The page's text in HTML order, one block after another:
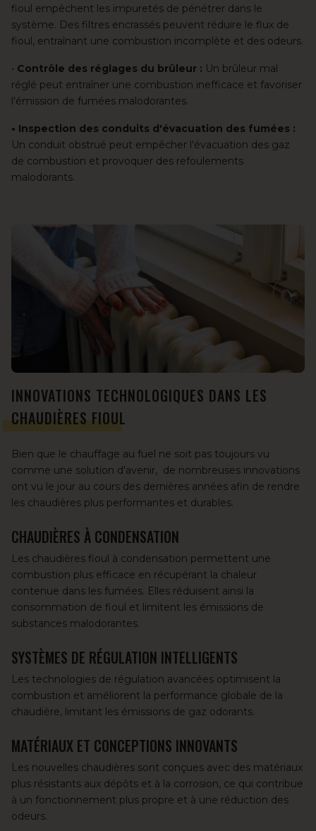
fioul empêchent les impuretés de pénétrer dans le
système. Des filtres encrassés peuvent réduire le flux de
fioul, entraînant une combustion incomplète et des odeurs.
• Contrôle des réglages du brûleur : Un brûleur mal
réglé peut entraîner une combustion inefficace et favoriser
l'émission de fumées malodorantes.
• Inspection des conduits d'évacuation des fumées :
Un conduit obstrué peut empêcher l'évacuation des gaz
de combustion et provoquer des refoulements
malodorants.
INNOVATIONS TECHNOLOGIQUES DANS LES
CHAUDIÈRES FIOUL
Bien que le chauffage au fuel ne soit pas toujours vu
comme une solution d'avenir, de nombreuses innovations
ont vu le jour au cours des dernières années afin de rendre
les chaudières plus performantes et durables.
CHAUDIÈRES À CONDENSATION
Les chaudières fioul à condensation permettent une
combustion plus efficace en récupérant la chaleur
contenue dans les fumées. Elles réduisent ainsi la
consommation de fioul et limitent les émissions de
substances malodorantes.
SYSTÈMES DE RÉGULATION INTELLIGENTS
Les technologies de régulation avancées optimisent la
combustion et améliorent la performance globale de la
chaudière, limitant les émissions de gaz odorants.
MATÉRIAUX ET CONCEPTIONS INNOVANTS
Les nouvelles chaudières sont conçues avec des matériaux
plus résistants aux dépôts et à la corrosion, ce qui contribue
à un fonctionnement plus propre et à une réduction des
odeurs.